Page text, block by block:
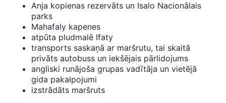
Anja kopienas rezervāts un Isalo Nacionālais
parks
Mahafaly kapenes
atpūta pludmalē Ifaty
transports saskaņā ar maršrutu, tai skaitā
privāts autobuss un iekšējais pārlidojums
angliski runājoša grupas vadītāja un vietējā
gida pakalpojumi
izstrādāts maršruts